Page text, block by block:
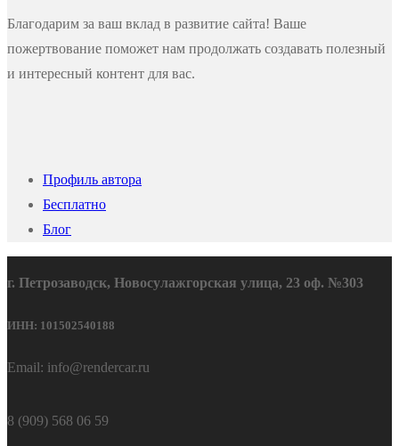
Благодарим за ваш вклад в развитие сайта! Ваше
пожертвование поможет нам продолжать создавать полезный
и интересный контент для вас.
Профиль автора
Бесплатно
Блог
г. Петрозаводск, Новосулажгорская улица, 23 оф. №303
ИНН: 101502540188
Email: info@rendercar.ru
8 (909) 568 06 59